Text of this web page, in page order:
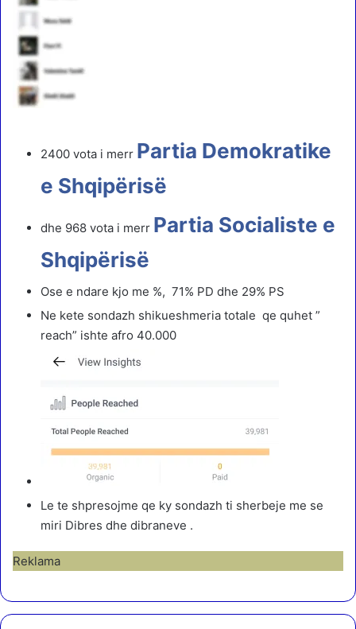
2400 vota i merr Partia Demokratike
e Shqipërisë
dhe 968 vota i merr Partia Socialiste e
Shqipërisë
Ose e ndare kjo me %, 71% PD dhe 29% PS
Ne kete sondazh shikueshmeria totale qe quhet ”
reach” ishte afro 40.000
Le te shpresojme qe ky sondazh ti sherbeje me se
miri Dibres dhe dibraneve .
Reklama